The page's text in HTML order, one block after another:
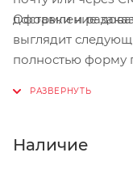
доставки и
Оформление
выглядит
полностью форму
Нажмите кнопку
Наличие